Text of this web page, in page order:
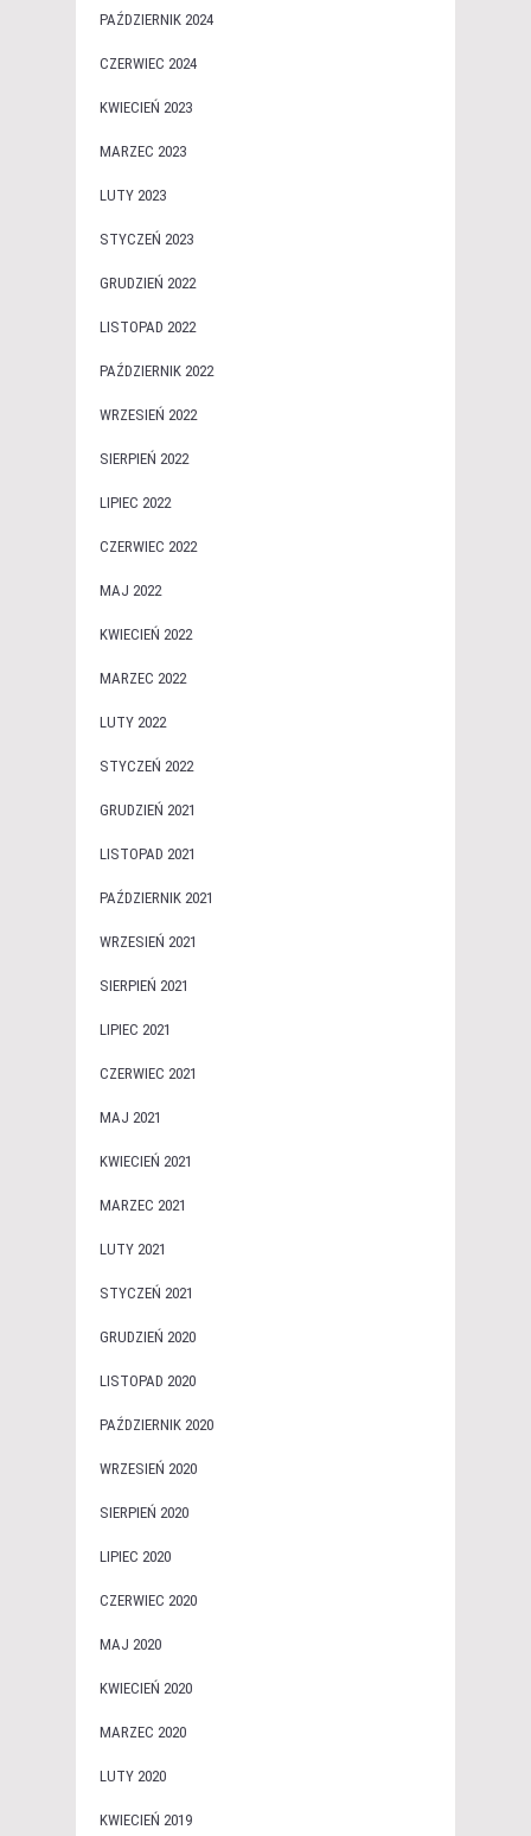
PAŹDZIERNIK 2024
CZERWIEC 2024
KWIECIEŃ 2023
MARZEC 2023
LUTY 2023
STYCZEŃ 2023
GRUDZIEŃ 2022
LISTOPAD 2022
PAŹDZIERNIK 2022
WRZESIEŃ 2022
SIERPIEŃ 2022
LIPIEC 2022
CZERWIEC 2022
MAJ 2022
KWIECIEŃ 2022
MARZEC 2022
LUTY 2022
STYCZEŃ 2022
GRUDZIEŃ 2021
LISTOPAD 2021
PAŹDZIERNIK 2021
WRZESIEŃ 2021
SIERPIEŃ 2021
LIPIEC 2021
CZERWIEC 2021
MAJ 2021
KWIECIEŃ 2021
MARZEC 2021
LUTY 2021
STYCZEŃ 2021
GRUDZIEŃ 2020
LISTOPAD 2020
PAŹDZIERNIK 2020
WRZESIEŃ 2020
SIERPIEŃ 2020
LIPIEC 2020
CZERWIEC 2020
MAJ 2020
KWIECIEŃ 2020
MARZEC 2020
LUTY 2020
KWIECIEŃ 2019